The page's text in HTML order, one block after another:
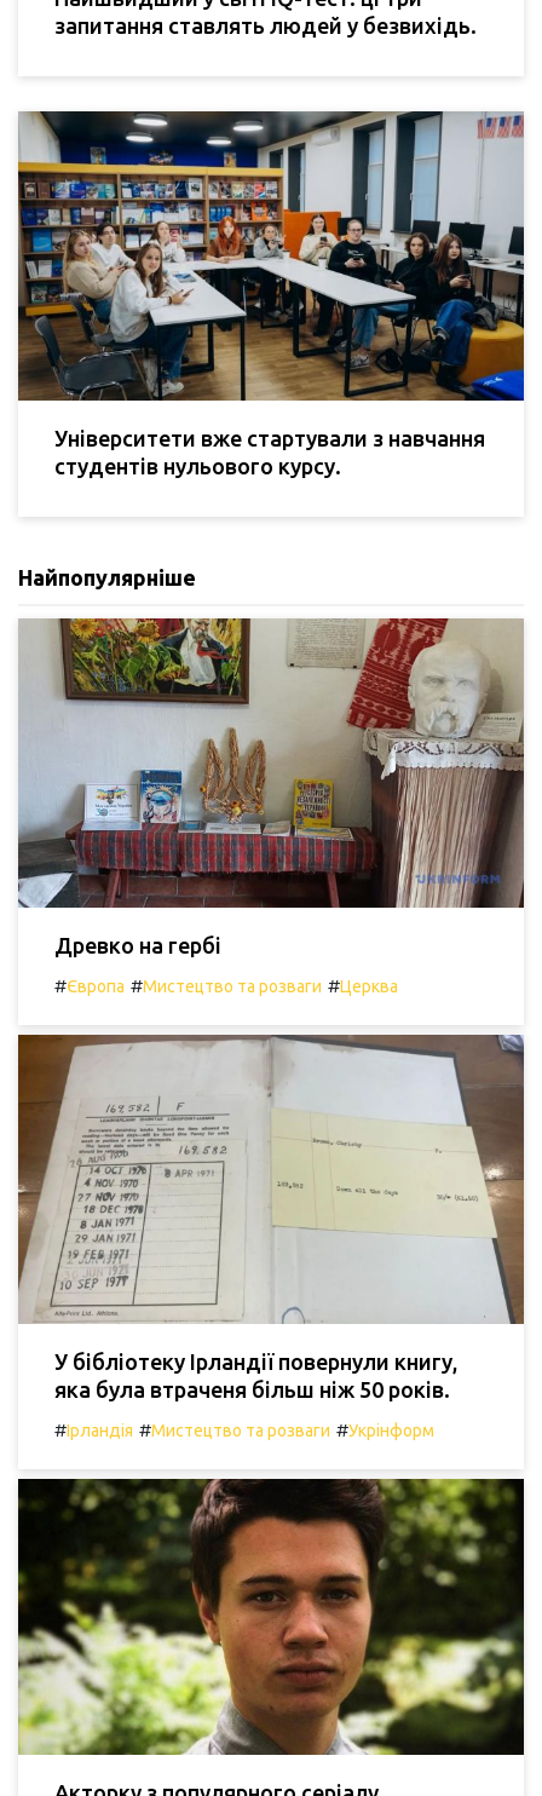
запитання ставлять людей у безвихідь.
Університети вже стартували з навчання
студентів нульового курсу.
Найпопулярніше
Древко на гербі
#Європа #Мистецтво та розваги #Церква
У бібліотеку Ірландії повернули книгу,
яка була втраченя більш ніж 50 років.
#Ірландія #Мистецтво та розваги #Укрінформ